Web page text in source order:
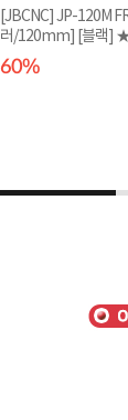
[JBCNC] JP-120M
러/
60%